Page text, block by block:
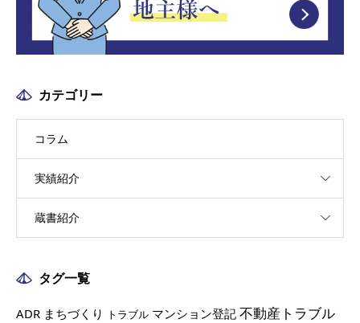
カテゴリー
コラム
実績紹介
蔵書紹介
タグ一覧
ADR まちづくり トラブル マンション登記 不動産トラブル